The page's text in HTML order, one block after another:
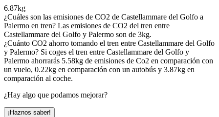
6.87kg
¿Cuáles son las emisiones de CO2 de Castellammare del Golfo a
Palermo en tren? Las emisiones de CO2 del tren entre
Castellammare del Golfo y Palermo son de 3kg.
¿Cuánto CO2 ahorro tomando el tren entre Castellammare del Golfo
y Palermo? Si coges el tren entre Castellammare del Golfo y
Palermo ahorrarás 5.58kg de emisiones de Co2 en comparación con
un vuelo, 0.22kg en comparación con un autobús y 3.87kg en
comparación al coche.
¿Hay algo que podamos mejorar?
¡Haznos saber!